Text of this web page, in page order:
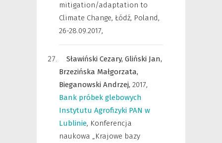
mitigation/adaptation to
Climate Change, Łódź, Poland,
26-28.09.2017,
Sławiński Cezary, Gliński Jan,
Brzezińska Małgorzata,
Bieganowski Andrzej, 2017,
Bank próbek glebowych
Instytutu Agrofizyki PAN w
Lublinie, Konferencja
naukowa „Krajowe bazy